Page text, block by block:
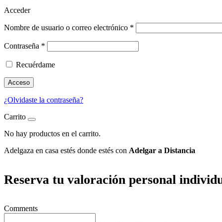
Acceder
Nombre de usuario o correo electrónico *
Contraseña *
Recuérdame
Acceso
¿Olvidaste la contraseña?
Carrito
No hay productos en el carrito.
Adelgaza en casa estés donde estés con Adelgar a Distancia
Reserva tu valoración personal
Comments